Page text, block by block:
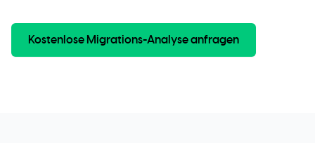
Kostenlose Migrations-Analyse anfragen